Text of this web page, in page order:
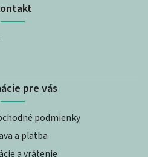
pre vás
podmienky
a platba
a vrátenie